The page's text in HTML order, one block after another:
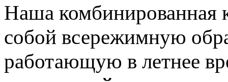
Наша комбинированная
собой всережимную
работающую в летнее